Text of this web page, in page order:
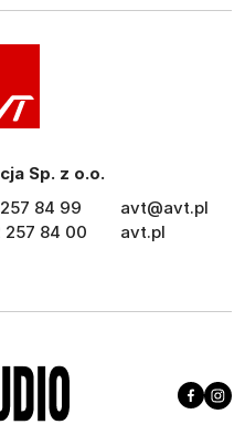
Sp. z o.o.
84 99
257 84 00
avt@avt.pl
avt.pl